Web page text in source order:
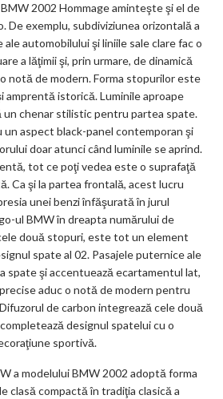
2002 Hommage aminteşte şi el de
De exemplu, subdiviziunea orizontală a
automobilului şi liniile sale clare fac o
a lăţimii şi, prin urmare, de dinamică
notă de modern. Forma stopurilor este
amprentă istorică. Luminile aproape
chenar stilistic pentru partea spate.
un aspect black-panel contemporan şi
doar atunci când luminile se aprind.
tot ce poţi vedea este o suprafaţă
Ca şi la partea frontală, acest lucru
unei benzi înfăşurată în jurul
ul BMW în dreapta numărului de
două stopuri, este tot un element
spate al 02. Pasajele puternice ale
spate şi accentuează ecartamentul lat,
aduc o notă de modern pentru
de carbon integrează cele două
designul spatelui cu o
sportivă.
a modelului BMW 2002 adoptă forma
clasă compactă în tradiţia clasică a